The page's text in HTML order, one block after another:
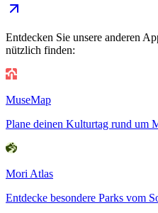
Entdecken Sie unsere anderen
nützlich finden:
MuseMap
Plane deinen Kulturtag rund um
Mori Atlas
Entdecke besondere Parks vom